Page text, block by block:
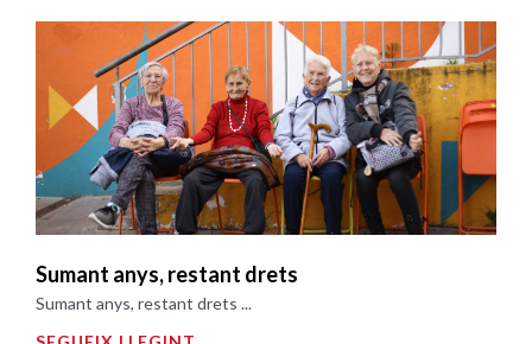
Sumant anys, restant drets
Sumant anys, restant drets ...